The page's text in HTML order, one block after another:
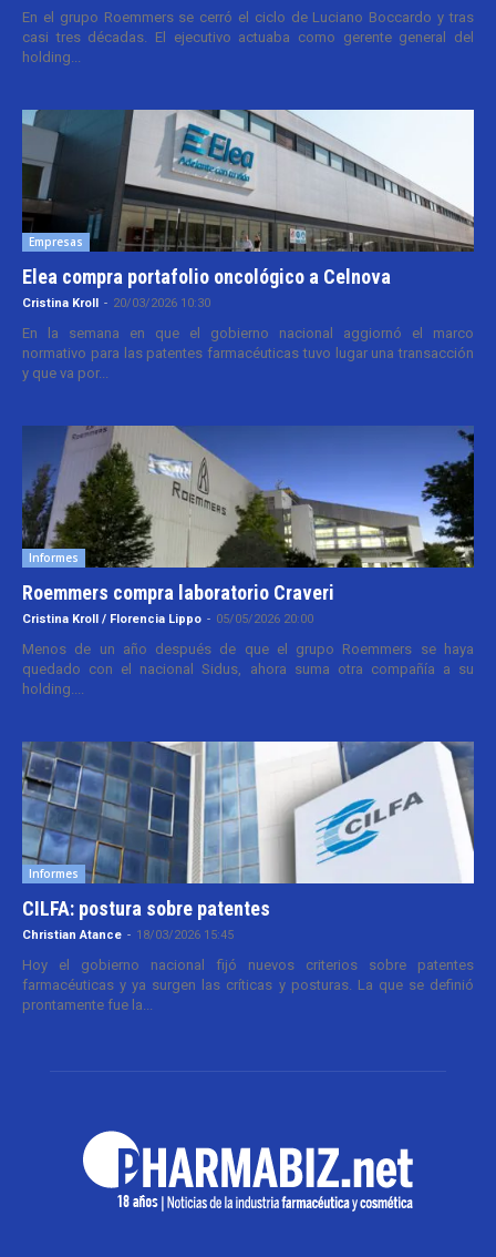
En el grupo Roemmers se cerró el ciclo de Luciano Boccardo y tras
casi tres décadas. El ejecutivo actuaba como gerente general del
holding...
Empresas
Elea compra portafolio oncológico a Celnova
Cristina Kroll - 20/03/2026 10:30
En la semana en que el gobierno nacional aggiornó el marco
normativo para las patentes farmacéuticas tuvo lugar una transacción
y que va por...
Informes
Roemmers compra laboratorio Craveri
Cristina Kroll / Florencia Lippo - 05/05/2026 20:00
Menos de un año después de que el grupo Roemmers se haya
quedado con el nacional Sidus, ahora suma otra compañía a su
holding....
Informes
CILFA: postura sobre patentes
Christian Atance - 18/03/2026 15:45
Hoy el gobierno nacional fijó nuevos criterios sobre patentes
farmacéuticas y ya surgen las críticas y posturas. La que se definió
prontamente fue la...